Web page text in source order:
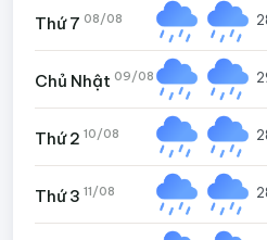
Thứ 7 08/08
Chủ Nhật 09/08
Thứ 2 10/08
Thứ 3 11/08